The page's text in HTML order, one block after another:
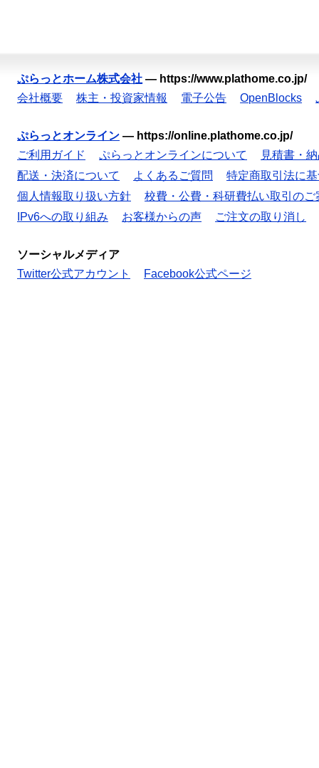
ぷらっとホーム株式会社 — https://www.plathome.co.jp/
会社概要
株主・投資家情報 電子公告 OpenBlocks
ぷらっとオンライン — https://online.plathome.co.jp/
ご利用ガイド
ぷらっとオンラインについて
見積書・
配送・決済について
よくあるご質問
特定商取引法に
個人情報取り扱い方針
校費・公費・科研費払い取引のご
IPv6への取り組み
お客様からの声 ご注文の取り消し
ソーシャルメディア
Twitter公式アカウント
Facebook公式ページ